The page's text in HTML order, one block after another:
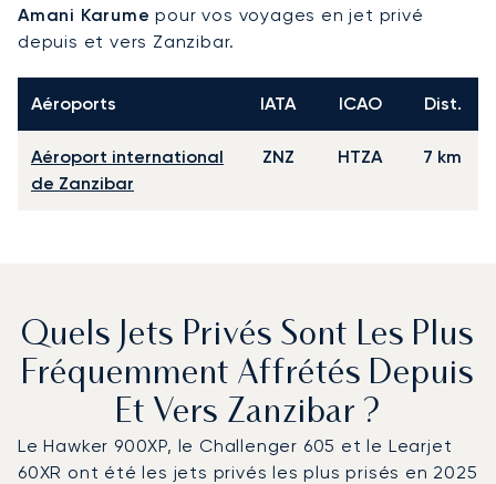
Amani Karume pour vos voyages en jet privé
depuis et vers Zanzibar.
Aéroports IATA ICAO Dist.
Aéroport international
de Zanzibar
ZNZ HTZA 7 km
Quels Jets Privés Sont Les Plus
Fréquemment Affrétés Depuis
Et Vers Zanzibar ?
Le Hawker 900XP, le Challenger 605 et le Learjet
60XR ont été les jets privés les plus prisés en 2025